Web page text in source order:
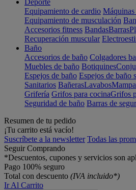
Deporte
Equipamiento de cardio
Equipamiento de musculación
Accesorios fitness BandasBarras
Recuperación muscular
Baño
Accesorios de baño Colgadores
Muebles de baño Botiquines
Espejos de baño Espejos de baño
Sanitarios BañerasLavabos
Grifería Grifos para cocinaGrifos
Seguridad de baño Barras de
Resumen de tu pedido
¡Tu carrito está vacío!
Suscríbete a la newsletter Todas las
Seguir Comprando
*Descuentos, cupones y servicios son
Pago 100% seguro
Total con descuento (IVA incluido*)
Ir Al Carrito